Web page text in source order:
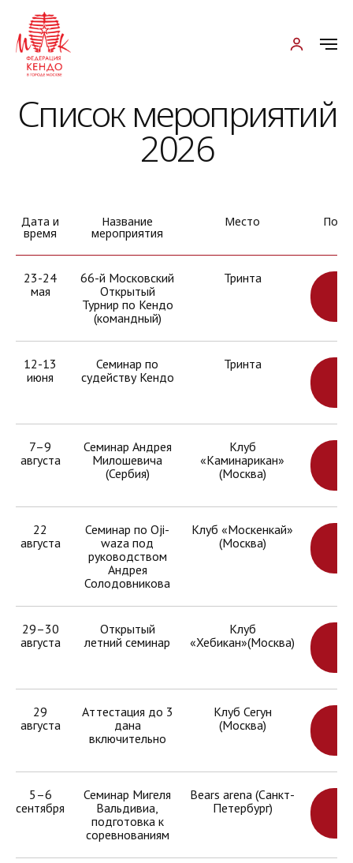
Список мероприятий
2026
Дата и
время
Название
мероприятия
Место
23-24
мая
66-й Московский
Открытый
Турнир по Кендо
(командный)
Тринта
12-13
июня
Семинар по
судейству Кендо
Тринта
7–9
августа
Семинар Андрея
Милошевича
(Сербия)
Клуб
«Каминарикан»
(Москва)
22
августа
Семинар по Oji-
waza под
руководством
Андрея
Солодовникова
Клуб «Москенкай»
(Москва)
29–30
августа
Открытый
летний семинар
Клуб
«Хебикан»(Москва)
29
августа
Аттестация до 3
дана
включительно
Клуб Сегун
(Москва)
5–6
сентября
Семинар Мигеля
Вальдивиа,
подготовка к
соревнованиям
Bears arena (Санкт-
Петербург)